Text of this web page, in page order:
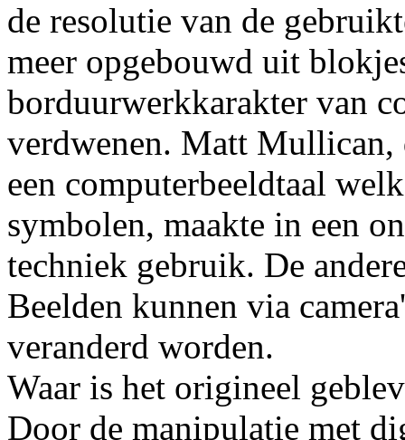
de resolutie van de
meer opgebouwd uit
borduurwerkkarakter van
verdwenen. Matt
een computerbeeldtaal
symbolen, maakte in een
techniek gebruik. De
Beelden kunnen via
veranderd worden.
Waar is het origineel
Door de manipulatie met